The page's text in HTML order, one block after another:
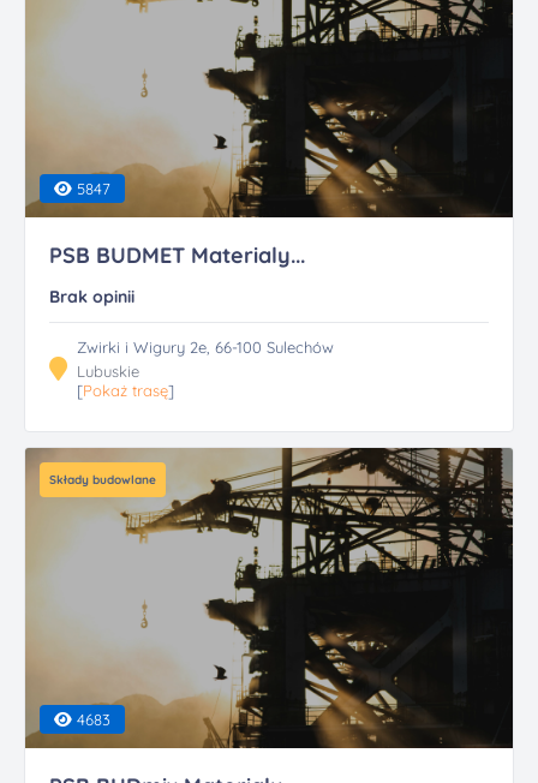
5847
PSB BUDMET Materialy...
Brak opinii
Zwirki i Wigury 2e, 66-100 Sulechów
Lubuskie
[Pokaż trasę]
Składy budowlane
4683